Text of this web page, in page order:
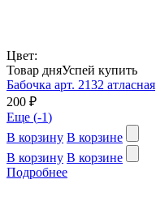
Цвет:
Товар дняУспей купить
Бабочка арт. 2132 атласная
200 ₽
Еще (-1)
В корзину В корзине
В корзину В корзине
Подробнее